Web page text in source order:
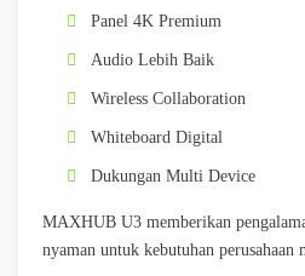
Panel 4K Premium
Audio Lebih Baik
Wireless Collaboration
Whiteboard Digital
Dukungan Multi Device
MAXHUB U3 memberikan
nyaman untuk kebutuhan perusahaan